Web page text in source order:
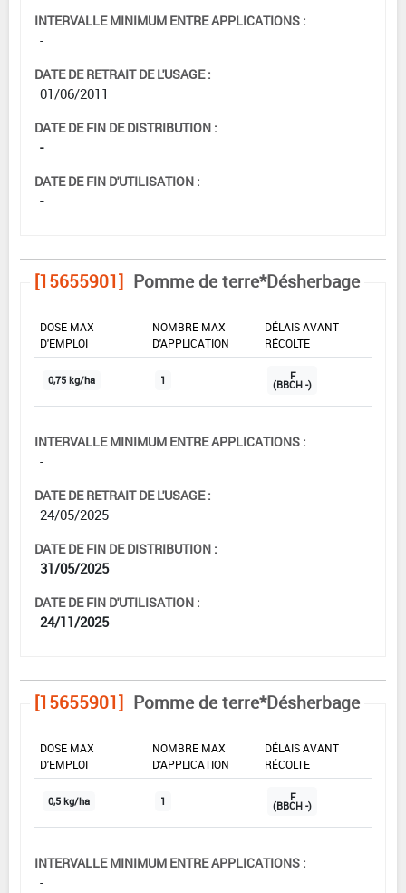
INTERVALLE MINIMUM ENTRE APPLICATIONS :
-
DATE DE RETRAIT DE L'USAGE :
01/06/2011
DATE DE FIN DE DISTRIBUTION :
-
DATE DE FIN D'UTILISATION :
-
[15655901] Pomme de terre*Désherbage
DOSE MAX
D'EMPLOI
NOMBRE MAX
D'APPLICATION
DÉLAIS AVANT
RÉCOLTE
0,75 kg/ha 1 F
(BBCH -)
INTERVALLE MINIMUM ENTRE APPLICATIONS :
-
DATE DE RETRAIT DE L'USAGE :
24/05/2025
DATE DE FIN DE DISTRIBUTION :
31/05/2025
DATE DE FIN D'UTILISATION :
24/11/2025
[15655901] Pomme de terre*Désherbage
DOSE MAX
D'EMPLOI
NOMBRE MAX
D'APPLICATION
DÉLAIS AVANT
RÉCOLTE
0,5 kg/ha 1 F
(BBCH -)
INTERVALLE MINIMUM ENTRE APPLICATIONS :
-